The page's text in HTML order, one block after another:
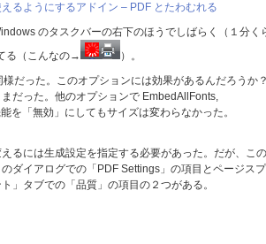
るようにするアドイン – PDF とたわむれる
のタスクバーの右下のほうでしばらく（１分く
る（こんなの→
）。
だった。このオプションには効果があるんだろうか
だった。他のオプションで EmbedAllFonts,
を「無効」にしてもサイズは変わらなかった。
るには生成設定を指定する必要があった。だが、この
ダイアログでの「PDF Settings」の項目とページスプ
」タブでの「品質」の項目の２つがある。